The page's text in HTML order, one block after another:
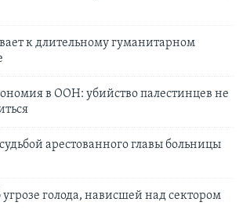
к длительному гуманитарном
в ООН: убийство палестинцев не
арестованного главы больницы
голода, нависшей над сектором